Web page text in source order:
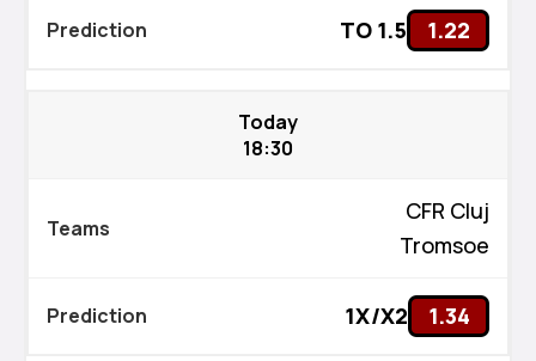
TO 1.5 1.22
Today
18:30
CFR Cluj
Tromsoe
1X/X2 1.34